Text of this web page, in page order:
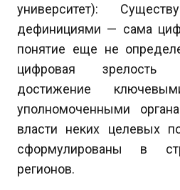
университет):
дефинициями — сама
понятие еще не
цифровая зрелость
достижение
уполномоченными
власти неких целевых
сформулированы в
регионов.